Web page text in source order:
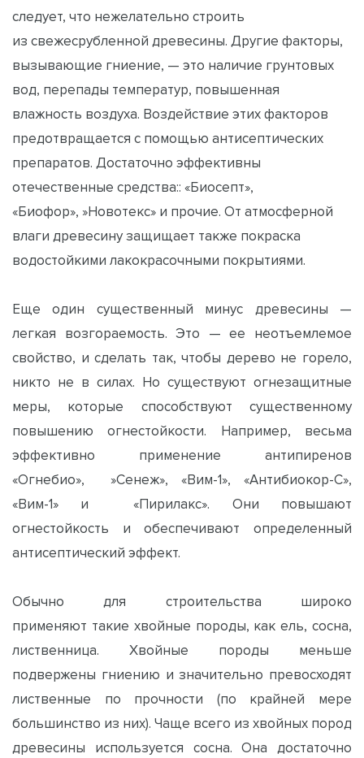
следует, что нежелательно строить
из свежесрубленной древесины. Другие факторы,
вызывающие гниение, — это наличие грунтовых
вод, перепады температур, повышенная
влажность воздуха. Воздействие этих факторов
предотвращается с помощью антисептических
препаратов. Достаточно эффективны
отечественные средства:: «Биосепт»,
«Биофор», »Новотекс» и прочие. От атмосферной
влаги древесину защищает также покраска
водостойкими лакокрасочными покрытиями.
Еще один существенный минус древесины —
легкая возгораемость. Это — ее неотъемлемое
свойство, и сделать так, чтобы дерево не горело,
никто не в силах. Но существуют огнезащитные
меры, которые способствуют существенному
повышению огнестойкости. Например, весьма
эффективно применение антипиренов
«Огнебио», »Сенеж», «Вим-1», «Антибиокор-С»,
«Вим-1» и «Пирилакс». Они повышают
огнестойкость и обеспечивают определенный
антисептический эффект.
Обычно для строительства широко
применяют такие хвойные породы, как ель, сосна,
лиственница. Хвойные породы меньше
подвержены гниению и значительно превосходят
лиственные по прочности (по крайней мере
большинство из них). Чаще всего из хвойных пород
древесины используется сосна. Она достаточно